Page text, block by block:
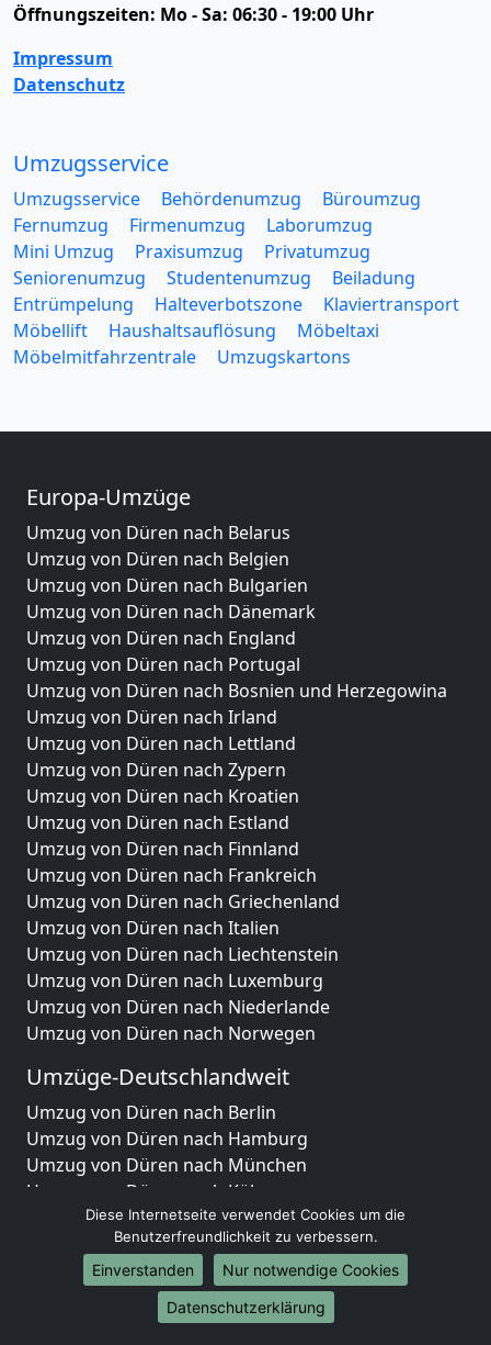
Öffnungszeiten: Mo - Sa: 06:30 - 19:00 Uhr
Impressum
Datenschutz
Umzugsservice
Umzugsservice Behördenumzug
Büroumzug
Fernumzug
Firmenumzug
Laborumzug
Mini Umzug
Praxisumzug
Privatumzug
Seniorenumzug
Studentenumzug
Beiladung
Entrümpelung
Halteverbotszone
Klaviertransport
Möbellift
Haushaltsauflösung
Möbeltaxi
Möbelmitfahrzentrale
Umzugskartons
Europa-Umzüge
Umzug von Düren nach Belarus
Umzug von Düren nach Belgien
Umzug von Düren nach Bulgarien
Umzug von Düren nach Dänemark
Umzug von Düren nach England
Umzug von Düren nach Portugal
Umzug von Düren nach Bosnien und Herzegowina
Umzug von Düren nach Irland
Umzug von Düren nach Lettland
Umzug von Düren nach Zypern
Umzug von Düren nach Kroatien
Umzug von Düren nach Estland
Umzug von Düren nach Finnland
Umzug von Düren nach Frankreich
Umzug von Düren nach Griechenland
Umzug von Düren nach Italien
Umzug von Düren nach Liechtenstein
Umzug von Düren nach Luxemburg
Umzug von Düren nach Niederlande
Umzug von Düren nach Norwegen
Umzüge-Deutschlandweit
Umzug von Düren nach Berlin
Umzug von Düren nach Hamburg
Umzug von Düren nach München
Umzug von Düren nach Köln
Umzug von Düren nach Frankfurt am Main
Umzug von Düren nach Stuttgart
Umzug von Düren nach Düsseldorf
Umzug von Düren nach Leipzig
Umzug von Düren nach Dortmund
Diese Internetseite verwendet Cookies um die
Benutzerfreundlichkeit zu verbessern.
Einverstanden
Nur notwendige Cookies
Datenschutzerklärung